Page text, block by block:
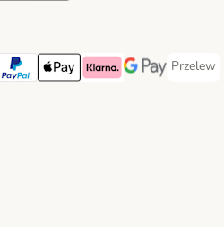
Method
Method
Payment Method
Apple Pay Payment Method
Klarna Payment Method
Google Pay
Przelew
Przelew
Method
Method